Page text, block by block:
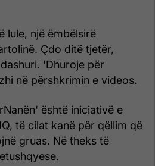
lule, një ëmbëlsirë
Çdo ditë tjetër,
'Dhuroje për
në përshkrimin e videos.
është iniciativë e
të cilat kanë për qëllim që
gruas. Në theks të